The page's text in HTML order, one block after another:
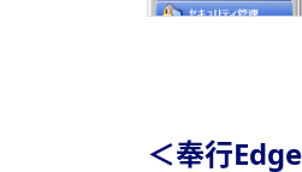
＜奉行